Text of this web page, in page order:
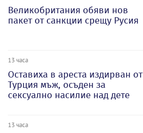
Великобритания обяви нов
пакет от санкции срещу Русия
13 часа
Оставиха в ареста издирван от
Турция мъж, осъден за
сексуално насилие над дете
13 часа